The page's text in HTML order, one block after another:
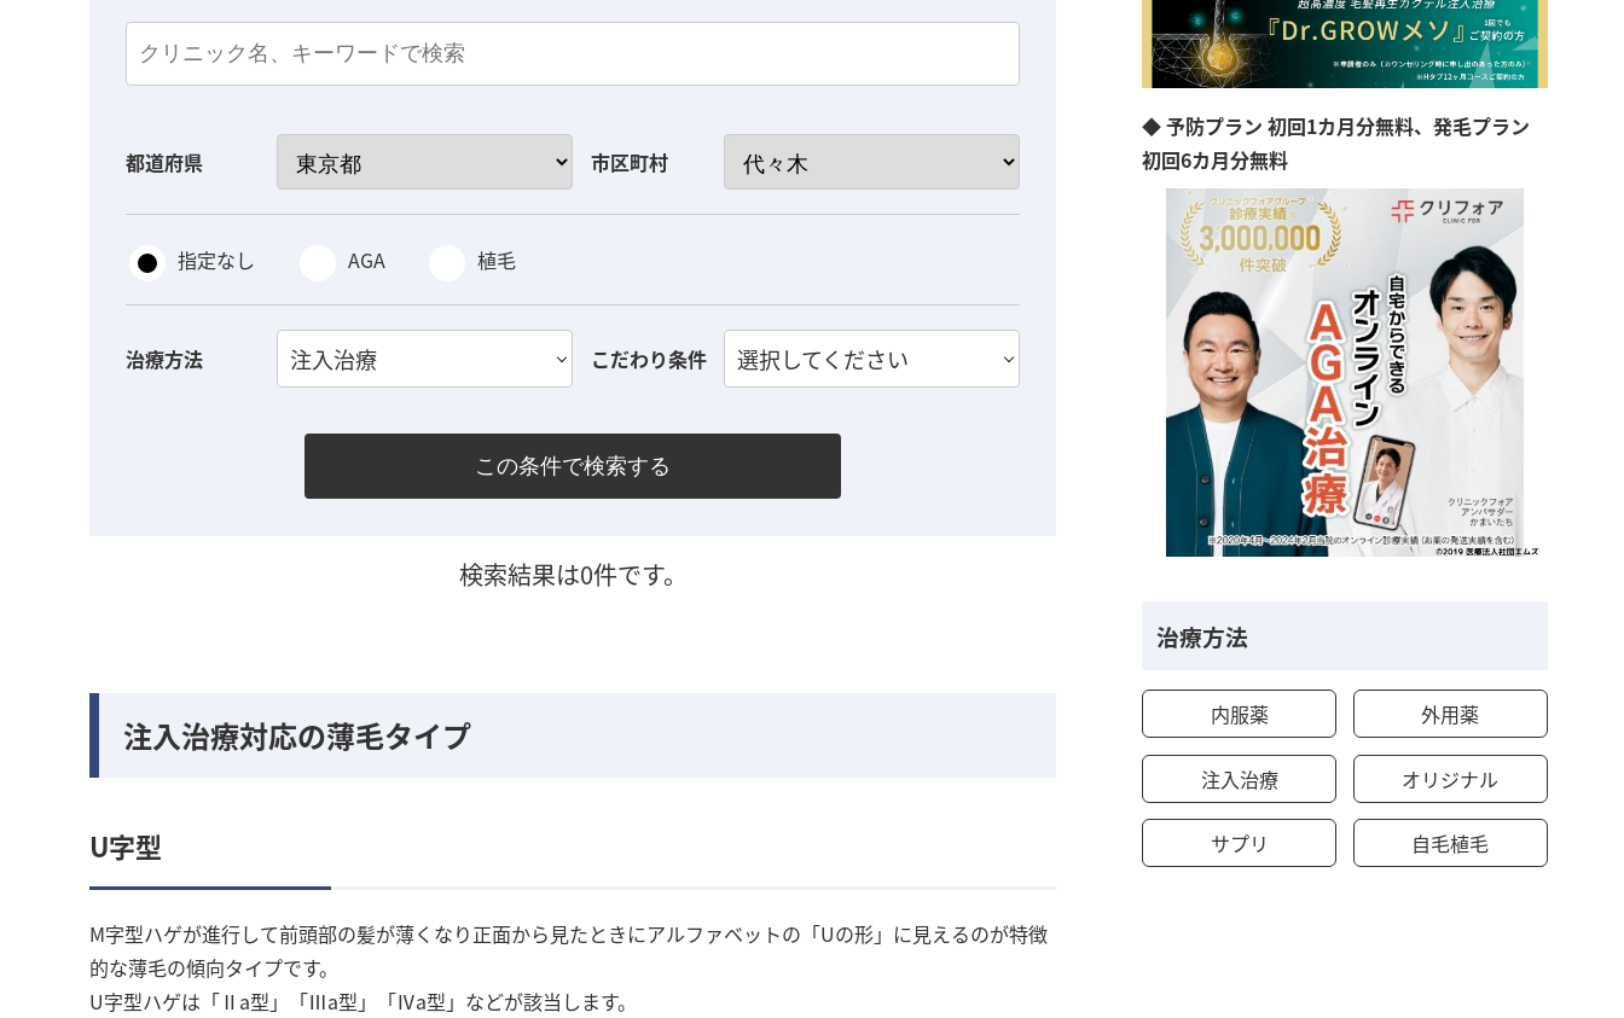
都道府県 市区町村
指定なし AGA 植毛
治療方法 注入治療 こだわり条件 選択してください
この条件で検索する
検索結果は0件です。
注入治療対応の薄毛タイプ
U字型
M字型ハゲが進行して前頭部の髪が薄くなり正面から見たときにアルファベットの「Uの形」に見えるのが特徴
的な薄毛の傾向タイプです。
U字型ハゲは「Ⅱa型」「Ⅲa型」「Ⅳa型」などが該当します。
◆ 予防プラン 初回1カ月分無料、発毛プラン
初回6カ月分無料
治療方法
内服薬 外用薬
注入治療 オリジナル
サプリ 自毛植毛